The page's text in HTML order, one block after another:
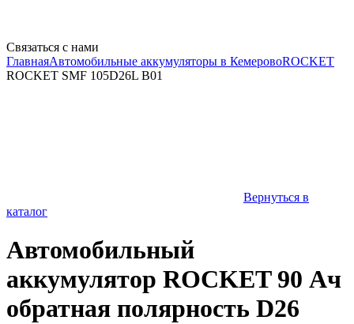
Связаться с нами
ГлавнаяАвтомобильные аккумуляторы в КемеровоROCKET
ROCKET SMF 105D26L B01
Вернуться в
каталог
Автомобильный
аккумулятор ROCKET 90 Ач
обратная полярность D26